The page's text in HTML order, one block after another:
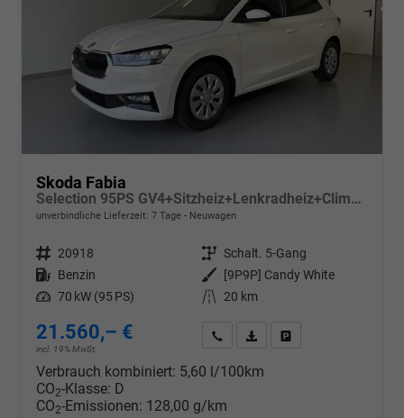
Skoda Fabia
Selection 95PS GV4+Sitzheiz+Lenkradheiz+Climatronic+Sunset+AppConnect+PDC
unverbindliche Lieferzeit: 7 Tage Neuwagen
Fahrzeugnr. 20918 Getriebe Schalt. 5-Gang
Kraftstoff Benzin Außenfarbe
[9P9P] Candy White
Leistung 70 kW (95 PS) Kilometerstand 20 km
21.560,– €
incl. 19% MwSt.
Wir rufen Sie anPDF-Datei, Fahrzeugexposé
Verbrauch kombiniert: 5,60 l/100km
CO2-Klasse: D
CO2-Emissionen: 128,00 g/km